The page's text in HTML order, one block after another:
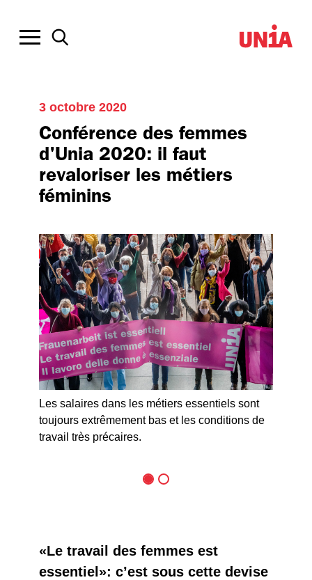
3 octobre 2020
Conférence des femmes
d'Unia 2020: il faut
revaloriser les métiers
féminins
Les salaires dans les métiers essentiels sont
toujours extrêmement bas et les conditions de
travail très précaires.
de leurs
«Le travail des femmes est
essentiel»: c’est sous cette devise